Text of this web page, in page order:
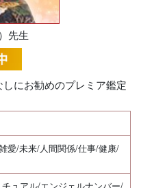
先生
にお勧めのプレミア鑑定
愛/未来/人間関係/仕事/健康/
ュアル/エンジェルナンバー/